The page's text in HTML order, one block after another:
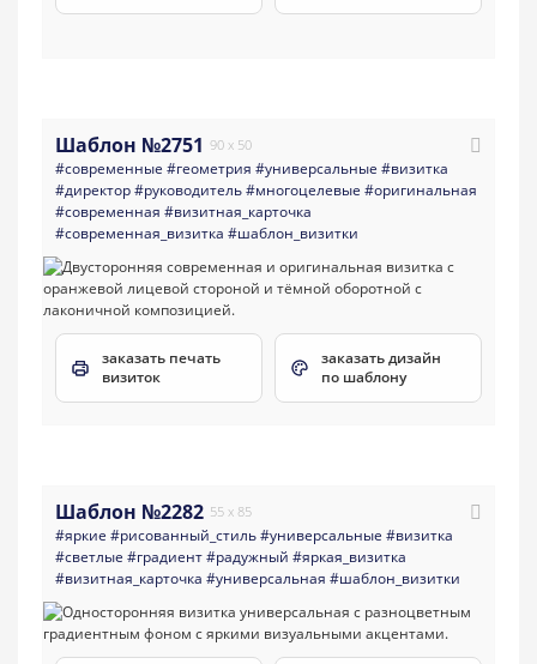
Шаблон №2751 90 x 50
#современные #геометрия #универсальные #визитка
#директор#руководитель#многоцелевые #оригинальная
#современная #визитная_карточка
#современная_визитка #шаблон_визитки
заказать печать
визиток
заказать дизайн
по шаблону
Шаблон №2282 55 x 85
#яркие #рисованный_стиль#универсальные #визитка
#светлые #градиент#радужный #яркая_визитка
#визитная_карточка #универсальная #шаблон_визитки